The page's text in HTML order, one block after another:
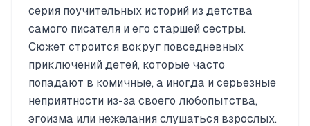
серия поучительных историй из детства
самого писателя и его старшей сестры.
Сюжет строится вокруг повседневных
приключений детей, которые часто
попадают в комичные, а иногда и серьезные
неприятности из-за своего любопытства,
эгоизма или нежелания слушаться взрослых.